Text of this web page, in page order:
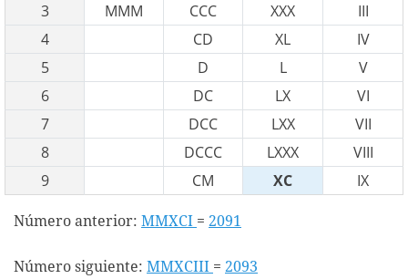
3
MMM CCC XXX
III
4
CD XL
IV
5
D L
V
6
DC LX
VI
7
DCC LXX
VII
8
DCCC LXXX
VIII
9
CM XC IX
Número anterior: MMXCI = 2091
Número siguiente: MMXCIII = 2093